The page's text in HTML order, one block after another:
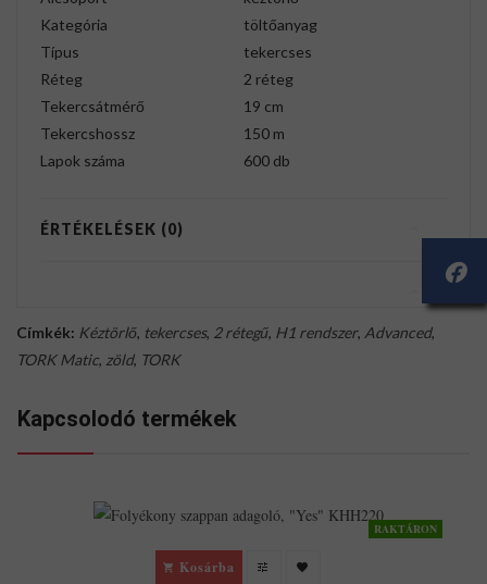
Kategória
töltőanyag
Típus
tekercses
Réteg
2 réteg
Tekercsátmérő
19 cm
Tekercshossz
150 m
Lapok száma
600 db
ÉRTÉKELÉSEK (0)
Címkék: Kéztörlő, tekercses, 2 rétegű, H1 rendszer, Advanced,
TORK Matic, zöld, TORK
Kapcsolodó termékek
RAKTÁRON
Kosárba